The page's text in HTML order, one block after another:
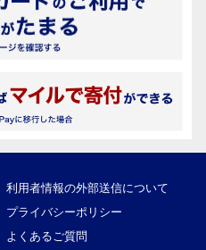
利用者情報の外部送信について
プライバシーポリシー
よくあるご質問